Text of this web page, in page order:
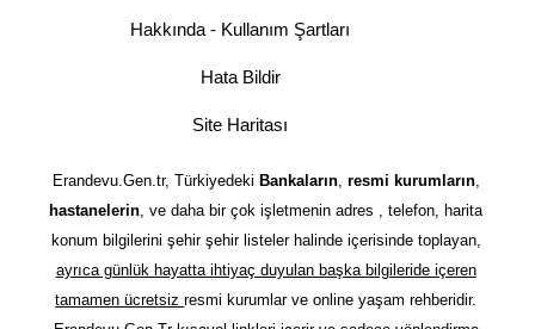
Hakkında - Kullanım Şartları
Hata Bildir
Site Haritası
Erandevu.Gen.tr, Türkiyedeki Bankaların, resmi kurumların,
hastanelerin, ve daha bir çok işletmenin adres , telefon, harita
konum bilgilerini şehir şehir listeler halinde içerisinde toplayan,
ayrıca günlük hayatta ihtiyaç duyulan başka bilgileride içeren
tamamen ücretsizresmi kurumlar ve online yaşam rehberidir.